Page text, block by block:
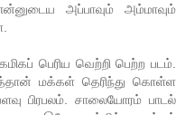
அப்பாவும் அம்மாவும்
பெரிய வெற்றி பெற்ற படம்.
மக்கள் தெரிந்து கொள்ள
பிரபலம். சாலையோரம் பாடல்